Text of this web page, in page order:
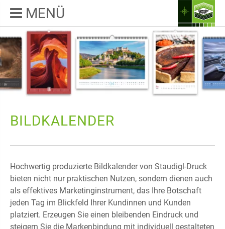
MENÜ
BILDKALENDER
Hochwertig produzierte Bildkalender von Staudigl-Druck
bieten nicht nur praktischen Nutzen, sondern dienen auch
als effektives Marketinginstrument, das Ihre Botschaft
jeden Tag im Blickfeld Ihrer Kundinnen und Kunden
platziert. Erzeugen Sie einen bleibenden Eindruck und
steigern Sie die Markenbindung mit individuell gestalteten